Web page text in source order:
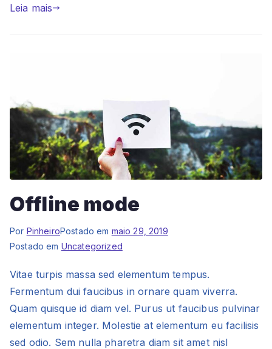
Leia mais
Offline mode
Por PinheiroPostado em maio 29, 2019
Postado em Uncategorized
Vitae turpis massa sed elementum tempus.
Fermentum dui faucibus in ornare quam viverra.
Quam quisque id diam vel. Purus ut faucibus pulvinar
elementum integer. Molestie at elementum eu facilisis
sed odio. Sem nulla pharetra diam sit amet nisl